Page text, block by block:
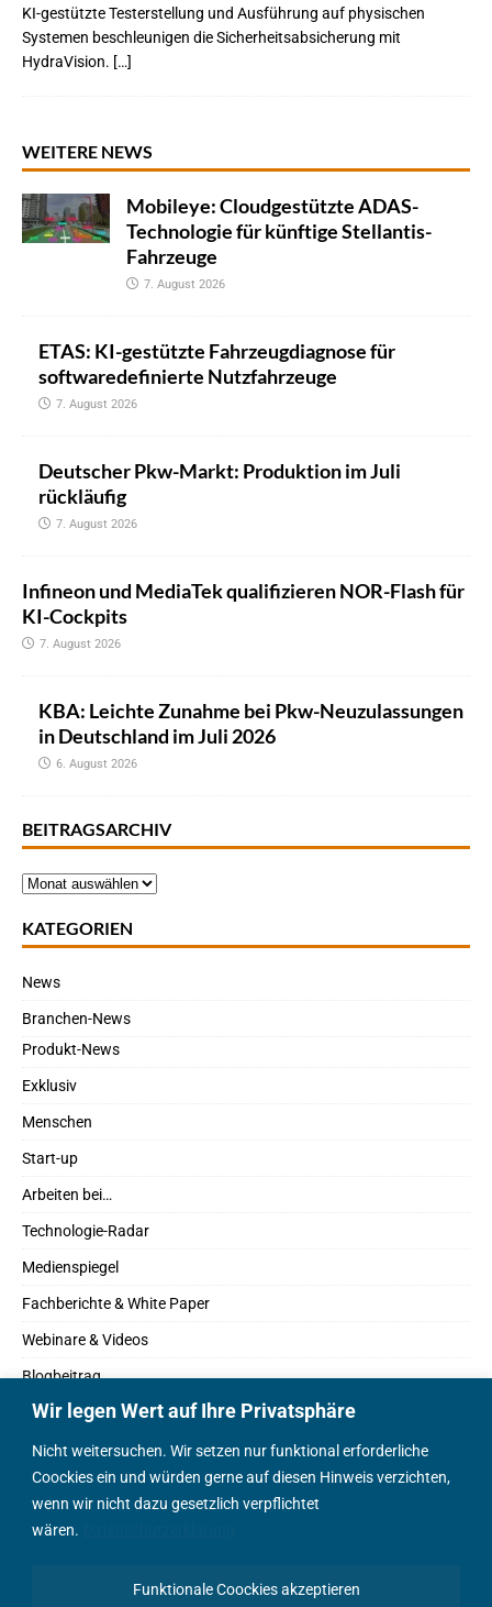
Wir legen Wert auf Ihre Privatsphäre
Nicht weitersuchen. Wir setzen nur funktional erforderliche
Coockies ein und würden gerne auf diesen Hinweis verzichten,
wenn wir nicht dazu gesetzlich verpflichtet
wären.
Funktionale Coockies akzeptieren
KI-gestützte Testerstellung und Ausführung auf physischen
Systemen beschleunigen die Sicherheitsabsicherung mit
HydraVision. […]
WEITERE NEWS
Mobileye: Cloudgestützte ADAS-
Technologie für künftige Stellantis-
Fahrzeuge
7. August 2026
ETAS: KI-gestützte Fahrzeugdiagnose für
softwaredefinierte Nutzfahrzeuge
7. August 2026
Deutscher Pkw-Markt: Produktion im Juli
rückläufig
7. August 2026
Infineon und MediaTek qualifizieren NOR-Flash für
KI-Cockpits
7. August 2026
KBA: Leichte Zunahme bei Pkw-Neuzulassungen
in Deutschland im Juli 2026
6. August 2026
BEITRAGSARCHIV
KATEGORIEN
News
Branchen-News
Produkt-News
Exklusiv
Menschen
Start-up
Arbeiten bei…
Technologie-Radar
Medienspiegel
Fachberichte & White Paper
Webinare & Videos
Blogbeitrag
Fachbücher
Marktreport
Podcasts
Positionspapier
English Content